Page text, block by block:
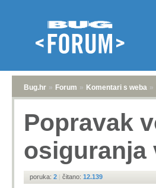
Bug.hr » Forum » Komentari s weba »
Popravak
osiguranja
poruka: 2 | čitano: 12.139